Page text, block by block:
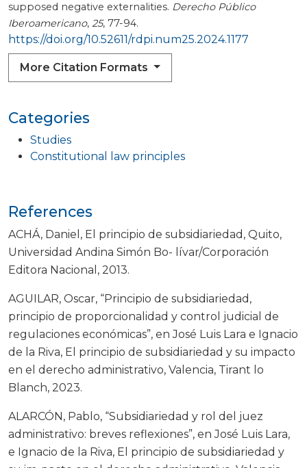
Categories
Studies
Constitutional law principles
supposed negative externalities. Derecho Público
Iberoamericano, 25, 77-94.
https://doi.org/10.52611/rdpi.num25.2024.1177
More Citation Formats
References
ACHÁ, Daniel, El principio de subsidiariedad, Quito,
Universidad Andina Simón Bo- lívar/Corporación
Editora Nacional, 2013.
AGUILAR, Oscar, “Principio de subsidiariedad,
principio de proporcionalidad y control judicial de
regulaciones económicas”, en José Luis Lara e Ignacio
de la Riva, El principio de subsidiariedad y su impacto
en el derecho administrativo, Valencia, Tirant lo
Blanch, 2023.
ALARCÓN, Pablo, “Subsidiariedad y rol del juez
administrativo: breves reflexiones”, en José Luis Lara,
e Ignacio de la Riva, El principio de subsidiariedad y